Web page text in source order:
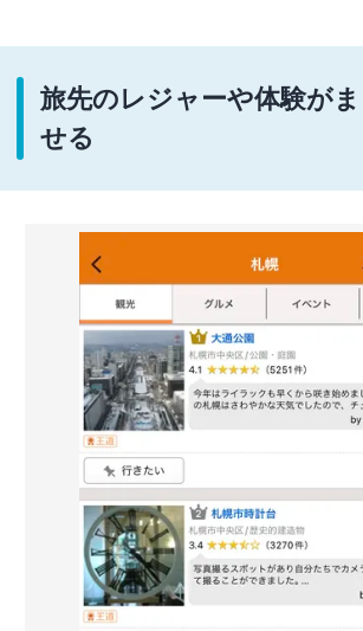
旅先のレジャーや体験が
せる